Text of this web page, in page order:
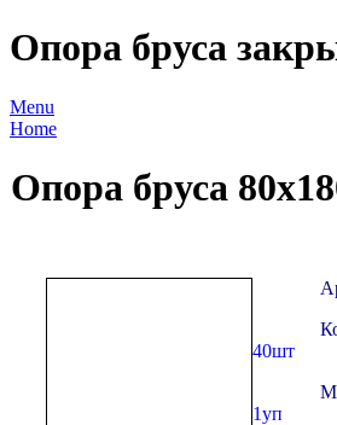
Опора бруса
Menu
Home
Опора бруса
40шт
1уп